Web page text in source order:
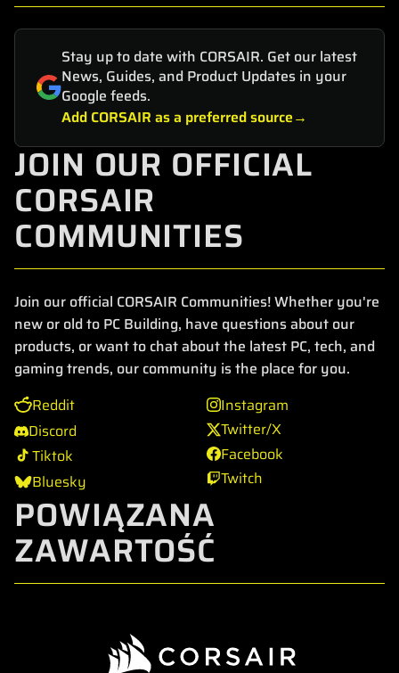
Stay up to date with CORSAIR. Get our latest
News, Guides, and Product Updates in your
Google feeds.
Add CORSAIR as a preferred source
JOIN OUR OFFICIAL
CORSAIR
COMMUNITIES
Join our official CORSAIR Communities! Whether you're
new or old to PC Building, have questions about our
products, or want to chat about the latest PC, tech, and
gaming trends, our community is the place for you.
Reddit
Discord
Tiktok
Bluesky
Instagram
Twitter/X
Facebook
Twitch
POWIĄZANA
ZAWARTOŚĆ